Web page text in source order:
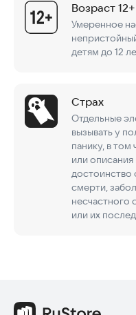
Возраст 12+
Умеренное
детям до 12
Страх
Отдельные
вызывать у
панику, в том
или
достоинство
смерти,
несчастного
или их